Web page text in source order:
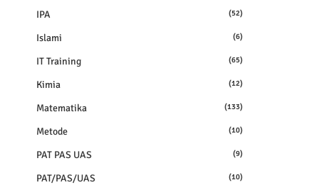
IPA (52)
Islami (6)
IT Training (65)
Kimia (12)
Matematika (133)
Metode (10)
PAT PAS UAS (9)
PAT/PAS/UAS (10)